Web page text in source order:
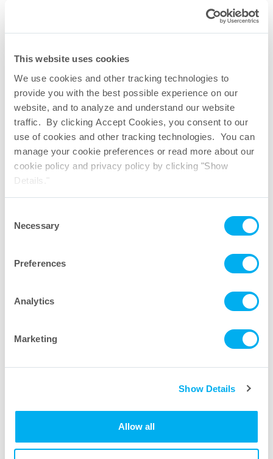
This website uses cookies
We use cookies and other tracking technologies to
provide you with the best possible experience on our
website, and to analyze and understand our website
traffic. By clicking Accept Cookies, you consent to our
use of cookies and other tracking technologies. You can
manage your cookie preferences or read more about our
cookie policy and privacy policy by clicking "Show
Details."
Selection
Necessary
Preferences
Analytics
Marketing
Show Details
Allow all
Discutons. Envoyez un message
à nos experts dans le domaine.